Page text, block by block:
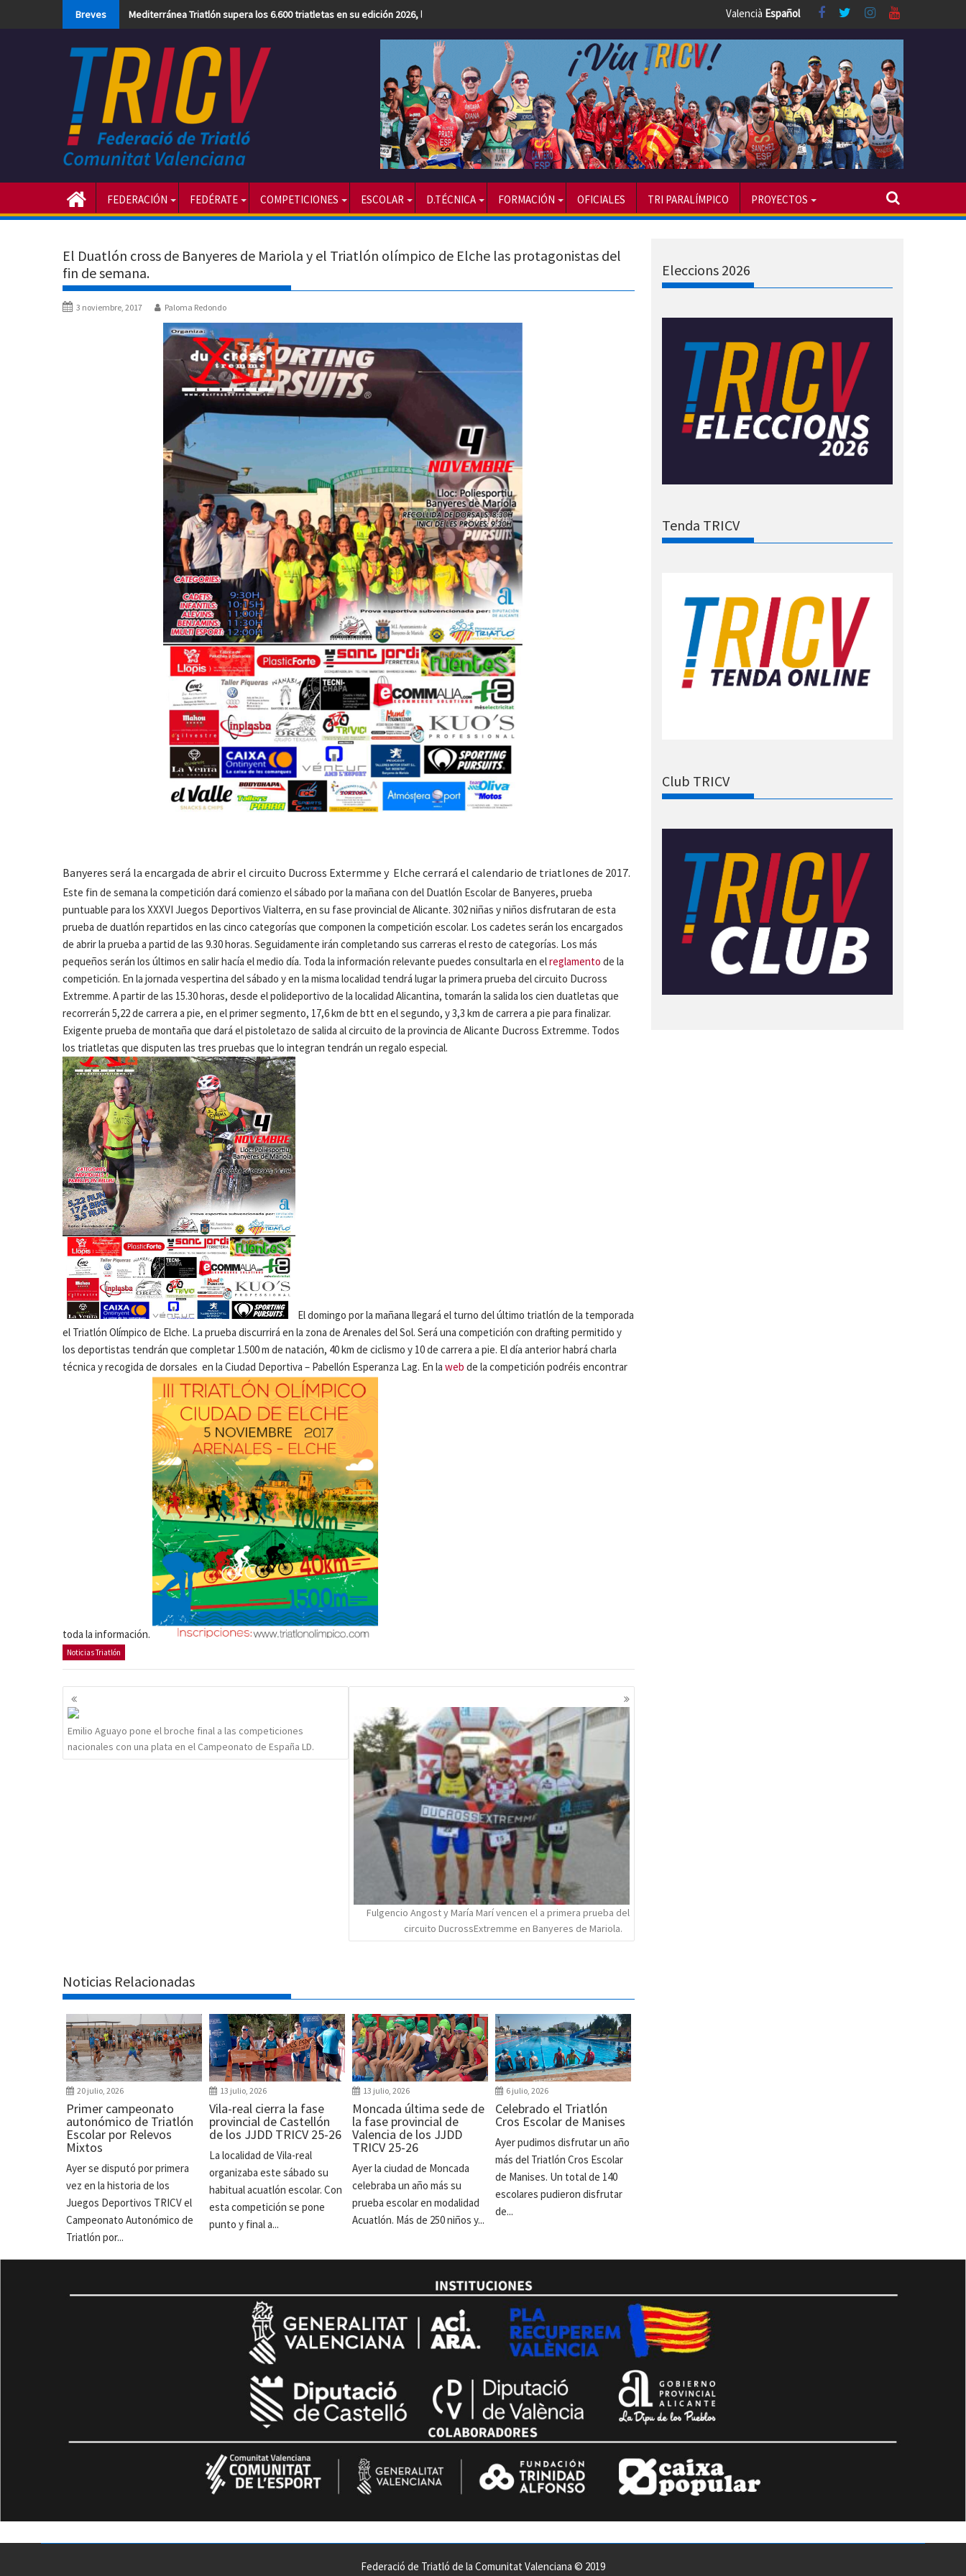
Breves Mediterránea Triatlón supera los 6.600 triatletas en su edición 2026, la más numerosa hasta la fecha Valencià Español
FEDERACIÓN FEDÉRATE COMPETICIONES ESCOLAR D.TÉCNICA FORMACIÓN OFICIALES TRI PARALÍMPICO PROYECTOS
El Duatlón cross de Banyeres de Mariola y el Triatlón olímpico de Elche las protagonistas del
fin de semana.
3 noviembre, 2017 Paloma Redondo
Banyeres será la encargada de abrir el circuito Ducross Extermme y Elche cerrará el calendario de triatlones de 2017.
Este fin de semana la competición dará comienzo el sábado por la mañana con del Duatlón Escolar de Banyeres, prueba
puntuable para los XXXVI Juegos Deportivos Vialterra, en su fase provincial de Alicante. 302 niñas y niños disfrutaran de esta
prueba de duatlón repartidos en las cinco categorías que componen la competición escolar. Los cadetes serán los encargados
de abrir la prueba a partid de las 9.30 horas. Seguidamente irán completando sus carreras el resto de categorías. Los más
pequeños serán los últimos en salir hacía el medio día. Toda la información relevante puedes consultarla en elreglamento de la
competición. En la jornada vespertina del sábado y en la misma localidad tendrá lugar la primera prueba del circuito Ducross
Extremme. A partir de las 15.30 horas, desde el polideportivo de la localidad Alicantina, tomarán la salida los cien duatletas que
recorrerán 5,22 de carrera a pie, en el primer segmento, 17,6 km de btt en el segundo, y 3,3 km de carrera a pie para finalizar.
Exigente prueba de montaña que dará el pistoletazo de salida al circuito de la provincia de Alicante Ducross Extremme. Todos
los triatletas que disputen las tres pruebas que lo integran tendrán un regalo especial.
El domingo por la mañana llegará el turno del último triatlón de la temporada
el Triatlón Olímpico de Elche. La prueba discurrirá en la zona de Arenales del Sol. Será una competición con drafting permitido y
los deportistas tendrán que completar 1.500 m de natación, 40 km de ciclismo y 10 de carrera a pie. El día anterior habrá charla
técnica y recogida de dorsales en la Ciudad Deportiva – Pabellón Esperanza Lag. En la web de la competición podréis encontrar
toda la información.
Noticias Triatlón
Navegación
de
entradas
Emilio Aguayo pone el broche final a las competiciones
nacionales con una plata en el Campeonato de España LD.
Fulgencio Angost y María Marí vencen el a primera prueba del
circuito DucrossExtremme en Banyeres de Mariola.
Noticias Relacionadas
20 julio, 2026
Primer campeonato
autonómico de Triatlón
Escolar por Relevos
Mixtos
Ayer se disputó por primera
vez en la historia de los
Juegos Deportivos TRICV el
Campeonato Autonómico de
Triatlón por...
13 julio, 2026
Vila-real cierra la fase
provincial de Castellón
de los JJDD TRICV 25-26
La localidad de Vila-real
organizaba este sábado su
habitual acuatlón escolar. Con
esta competición se pone
punto y final a...
13 julio, 2026
Moncada última sede de
la fase provincial de
Valencia de los JJDD
TRICV 25-26
Ayer la ciudad de Moncada
celebraba un año más su
prueba escolar en modalidad
Acuatlón. Más de 250 niños y...
6 julio, 2026
Celebrado el Triatlón
Cros Escolar de Manises
Ayer pudimos disfrutar un año
más del Triatlón Cros Escolar
de Manises. Un total de 140
escolares pudieron disfrutar
de...
Eleccions 2026
Tenda TRICV
Club TRICV
Federació de Triatló de la Comunitat Valenciana © 2019